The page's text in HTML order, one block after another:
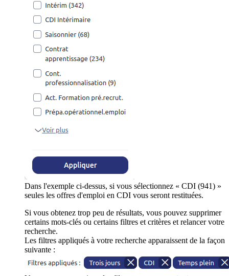
Dans l'exemple ci-dessus, si vous sélectionnez « CDI (941) »
seules les offres d'emploi en CDI vous seront restituées.
Si vous obtenez trop peu de résultats, vous pouvez supprimer
certains mots-clés ou certains filtres et critères et relancer votre
recherche.
Les filtres appliqués à votre recherche apparaissent de la façon
suivante :